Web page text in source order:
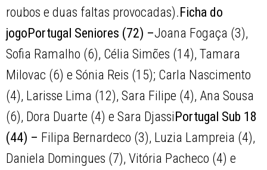
roubos e duas faltas provocadas). Ficha do
jogo Portugal Seniores (72) –Joana Fogaça (3),
Sofia Ramalho (6), Célia Simões (14), Tamara
Milovac (6) e Sónia Reis (15); Carla Nascimento
(4), Larisse Lima (12), Sara Filipe (4), Ana Sousa
(6), Dora Duarte (4) e Sara Djassi Portugal Sub 18
(44) – Filipa Bernardeco (3), Luzia Lampreia (4),
Daniela Domingues (7), Vitória Pacheco (4) e